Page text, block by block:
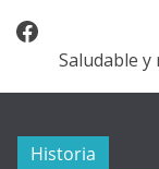
Facebook
Saludable
Historia